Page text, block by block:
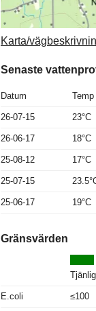
Karta/
Senaste
Datum Temp
26-07-15 23°C
26-06-17 18°C
25-08-12 17°C
25-07-15
25-06-17 19°C
Gränsvärden
E.coli ≤100